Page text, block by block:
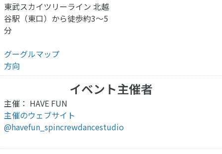
東武スカイツリーライン 北越
谷駅（東口）から徒歩約3〜5
分
グーグルマップ
方向
イベント主催者
主催： HAVE FUN
主催のウェブサイト
@havefun_spincrewdancestudio